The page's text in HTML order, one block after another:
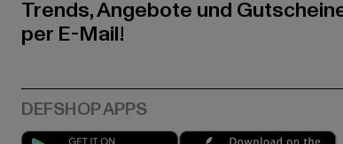
Trends, Angebote und
per E-Mail!